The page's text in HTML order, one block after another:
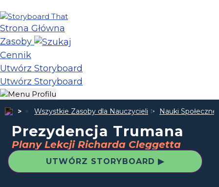
Strona Główna
Zasoby
Cennik
Utwórz Storyboard
Utwórz Storyboard
Wszystkie Zasoby dla Nauczycieli Nauki Społeczne
Prezydencja Trumana
Plany Lekcji Richarda Cleggetta
UTWÓRZ STORYBOARD ▶